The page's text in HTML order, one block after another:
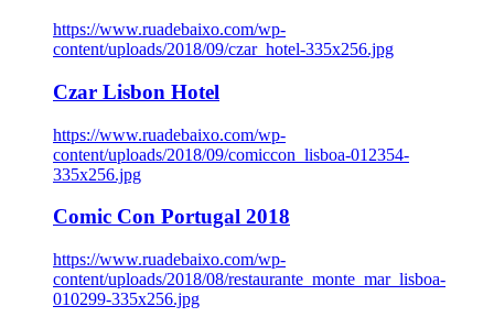
https://www.ruadebaixo.com/wp-
content/uploads/2018/09/czar_hotel-335x256.jpg
Czar Lisbon Hotel
https://www.ruadebaixo.com/wp-
content/uploads/2018/09/comiccon_lisboa-012354-
335x256.jpg
Comic Con Portugal 2018
https://www.ruadebaixo.com/wp-
content/uploads/2018/08/restaurante_monte_mar_lisboa-
010299-335x256.jpg